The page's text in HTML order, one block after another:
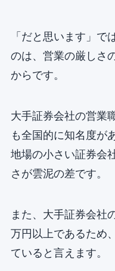
「だと思います」で
のは、営業の厳しさ
からです。
大手証券会社の営業
も全国的に知名度が
地場の小さい証券会
さが雲泥の差です。
また、大手証券会社
万円以上であるため
ていると言えます。